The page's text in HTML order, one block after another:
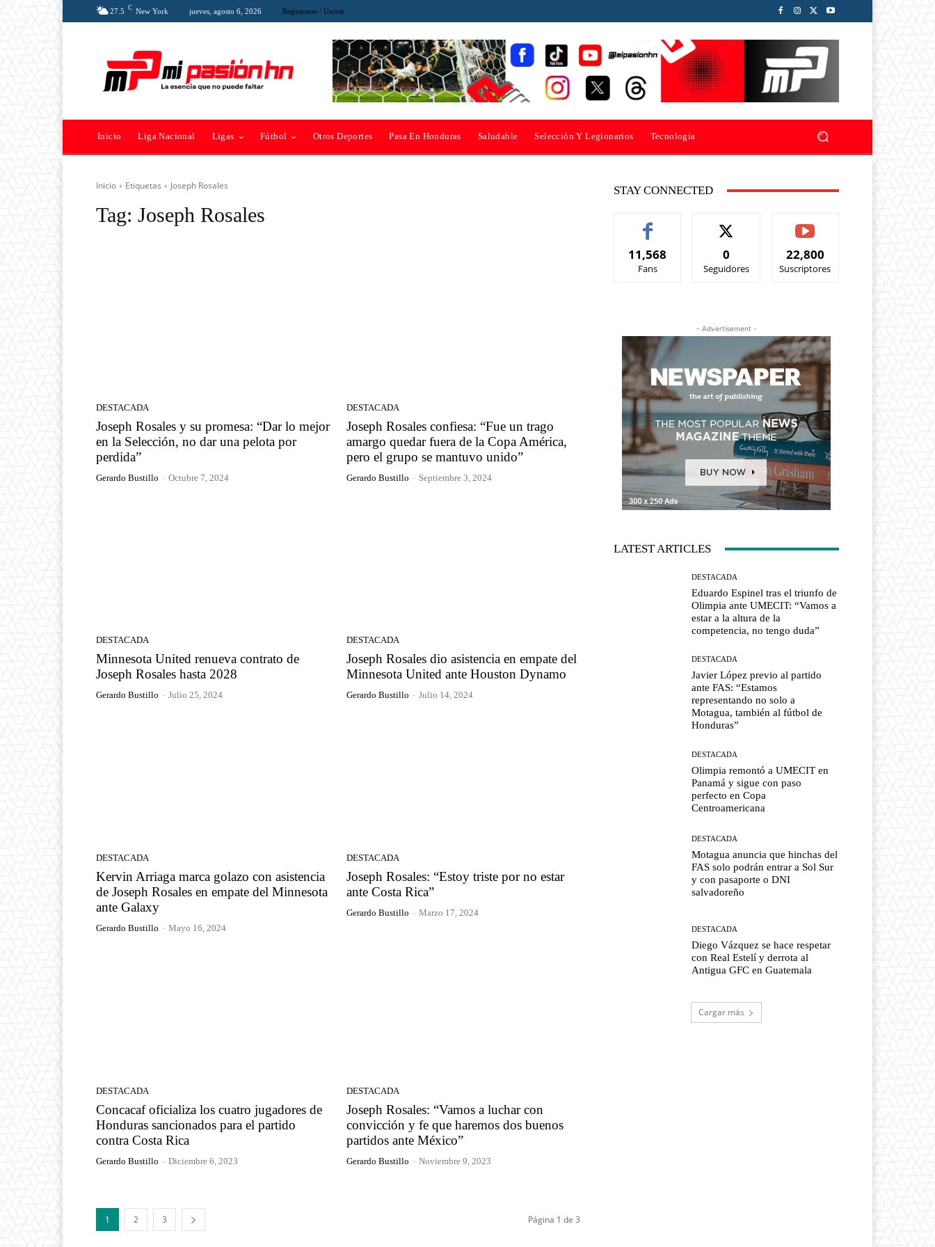
27.5 C New York jueves, agosto 6, 2026 Registrarse / Unirse
Inicio Liga Nacional Ligas Fútbol Otros Deportes Pasa En Honduras Saludable Selección Y Legionarios Tecnología
Inicio Etiquetas Joseph Rosales
Tag: Joseph Rosales
DESTACADA
Joseph Rosales y su promesa: “Dar lo mejor
en la Selección, no dar una pelota por
perdida”
Gerardo Bustillo - Octubre 7, 2024
DESTACADA
Joseph Rosales confiesa: “Fue un trago
amargo quedar fuera de la Copa América,
pero el grupo se mantuvo unido”
Gerardo Bustillo - Septiembre 3, 2024
DESTACADA
Minnesota United renueva contrato de
Joseph Rosales hasta 2028
Gerardo Bustillo - Julio 25, 2024
DESTACADA
Joseph Rosales dio asistencia en empate del
Minnesota United ante Houston Dynamo
Gerardo Bustillo - Julio 14, 2024
DESTACADA
Kervin Arriaga marca golazo con asistencia
de Joseph Rosales en empate del Minnesota
ante Galaxy
Gerardo Bustillo - Mayo 16, 2024
DESTACADA
Joseph Rosales: “Estoy triste por no estar
ante Costa Rica”
Gerardo Bustillo - Marzo 17, 2024
DESTACADA
Concacaf oficializa los cuatro jugadores de
Honduras sancionados para el partido
contra Costa Rica
Gerardo Bustillo - Diciembre 6, 2023
DESTACADA
Joseph Rosales: “Vamos a luchar con
convicción y fe que haremos dos buenos
partidos ante México”
Gerardo Bustillo - Noviembre 9, 2023
1 2 3 Página 1 de 3
STAY CONNECTED
11,568
Fans
0
Seguidores
22,800
Suscriptores
- Advertisement -
LATEST ARTICLES
DESTACADA
Eduardo Espinel tras el triunfo de
Olimpia ante UMECIT: “Vamos a
estar a la altura de la
competencia, no tengo duda”
DESTACADA
Javier López previo al partido
ante FAS: “Estamos
representando no solo a
Motagua, también al fútbol de
Honduras”
DESTACADA
Olimpia remontó a UMECIT en
Panamá y sigue con paso
perfecto en Copa
Centroamericana
DESTACADA
Motagua anuncia que hinchas del
FAS solo podrán entrar a Sol Sur
y con pasaporte o DNI
salvadoreño
DESTACADA
Diego Vázquez se hace respetar
con Real Estelí y derrota al
Antigua GFC en Guatemala
Cargar más